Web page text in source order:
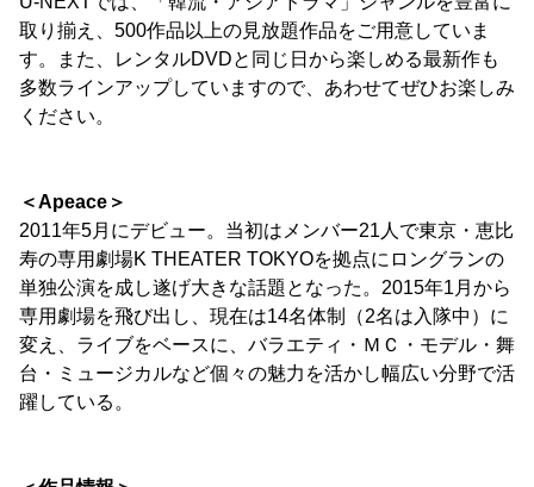
取り揃え、500作品以上の見放題作品をご用意していま
す。また、レンタルDVDと同じ日から楽しめる最新作も
多数ラインアップしていますので、あわせてぜひお楽しみ
ください。
＜Apeace＞
2011年5月にデビュー。当初はメンバー21人で東京・恵比
寿の専用劇場K THEATER TOKYOを拠点にロングランの
単独公演を成し遂げ大きな話題となった。2015年1月から
専用劇場を飛び出し、現在は14名体制（2名は入隊中）に
変え、ライブをベースに、バラエティ・ＭＣ・モデル・舞
台・ミュージカルなど個々の魅力を活かし幅広い分野で活
躍している。